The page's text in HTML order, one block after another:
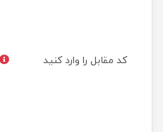
کد مقابل را وارد کنید